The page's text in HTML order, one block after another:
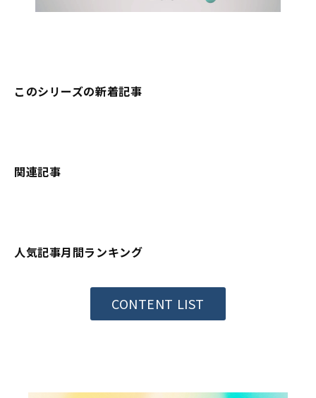
このシリーズの新着記事
関連記事
人気記事月間ランキング
CONTENT LIST